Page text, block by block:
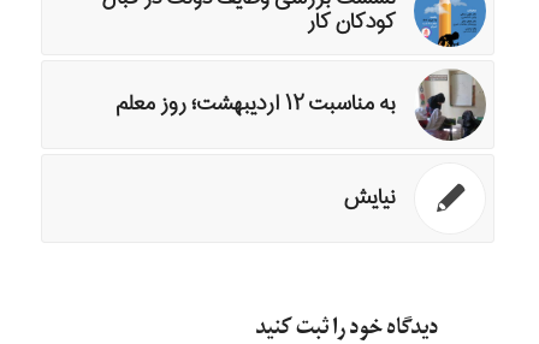
کودکان کار
به مناسبت ۱۲ اردیبهشت؛ روز معلم
نیایش
دیدگاه خود را ثبت کنید